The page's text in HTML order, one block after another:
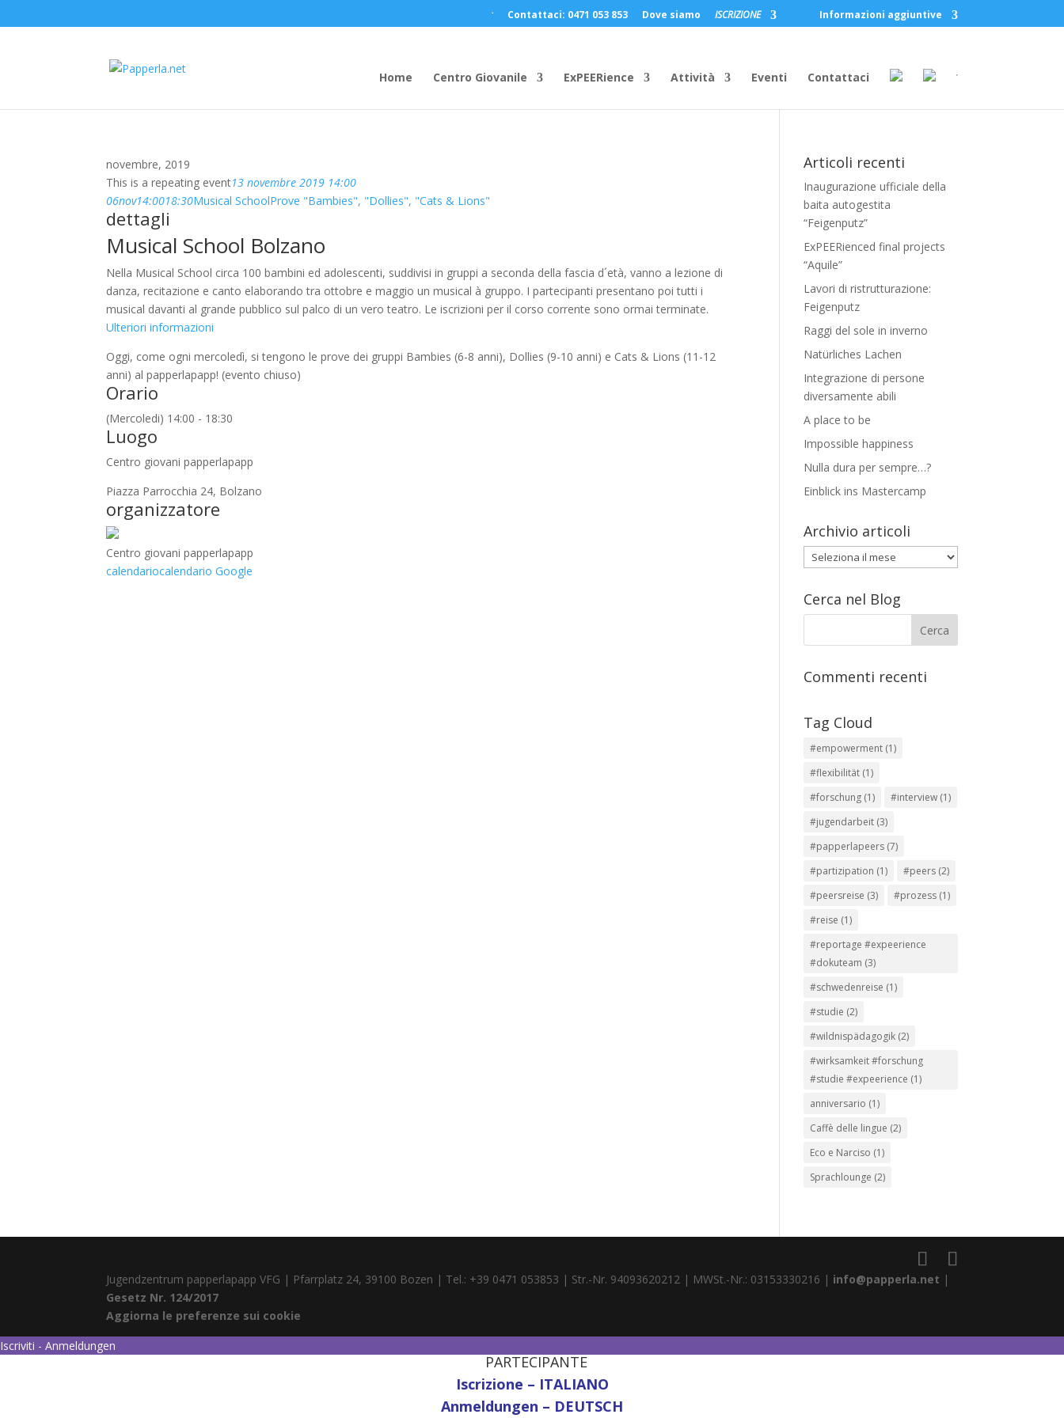
Contattaci: 0471 053 853 Dove siamo ISCRIZIONE Informazioni aggiuntive
Home Centro Giovanile ExPEERience Attività Eventi Contattaci
novembre, 2019
This is a repeating event13 novembre 2019 14:00
06nov14:0018:30Musical SchoolProve "Bambies", "Dollies", "Cats & Lions"
dettagli
Musical School Bolzano
Nella Musical School circa 100 bambini ed adolescenti, suddivisi in gruppi a seconda della fascia d´età, vanno a lezione di
danza, recitazione e canto elaborando tra ottobre e maggio un musical à gruppo. I partecipanti presentano poi tutti i
musical davanti al grande pubblico sul palco di un vero teatro. Le iscrizioni per il corso corrente sono ormai terminate.
Ulteriori informazioni
Oggi, come ogni mercoledì, si tengono le prove dei gruppi Bambies (6-8 anni), Dollies (9-10 anni) e Cats & Lions (11-12
anni) al papperlapapp! (evento chiuso)
Orario
(Mercoledi) 14:00 - 18:30
Luogo
Centro giovani papperlapapp
Piazza Parrocchia 24, Bolzano
organizzatore
Centro giovani papperlapapp
calendariocalendario Google
Articoli recenti
Inaugurazione ufficiale della
baita autogestita
“Feigenputz”
ExPEERienced final projects
“Aquile”
Lavori di ristrutturazione:
Feigenputz
Raggi del sole in inverno
Natürliches Lachen
Integrazione di persone
diversamente abili
A place to be
Impossible happiness
Nulla dura per sempre…?
Einblick ins Mastercamp
Archivio articoli
Archivio
articoli
Cerca nel Blog
Commenti recenti
Tag Cloud
#empowerment (1)
#flexibilität (1)
#forschung (1) #interview (1)
#jugendarbeit (3)
#papperlapeers (7)
#partizipation (1) #peers (2)
#peersreise (3) #prozess (1)
#reise (1)
#reportage #expeerience
#dokuteam (3)
#schwedenreise (1)
#studie (2)
#wildnispädagogik (2)
#wirksamkeit #forschung
#studie #expeerience (1)
anniversario (1)
Caffè delle lingue (2)
Eco e Narciso (1)
Sprachlounge (2)
Jugendzentrum papperlapapp VFG | Pfarrplatz 24, 39100 Bozen | Tel.: +39 0471 053853 | Str.-Nr. 94093620212 | MWSt.-Nr.: 03153330216 | info@papperla.net |
Gesetz Nr. 124/2017
Aggiorna le preferenze sui cookie
Iscriviti - Anmeldungen
PARTECIPANTE
Iscrizione – ITALIANO
Anmeldungen – DEUTSCH